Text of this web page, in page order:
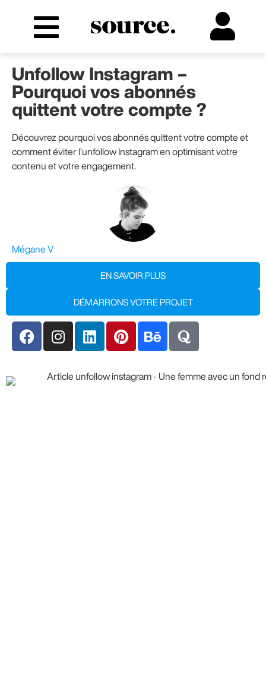
Unfollow Instagram –
Pourquoi vos abonnés
quittent votre compte ?
Découvrez pourquoi vos abonnés quittent votre compte et
comment éviter l’unfollow Instagram en optimisant votre
contenu et votre engagement.
Mégane V
EN SAVOIR PLUS
DÉMARRONS VOTRE PROJET